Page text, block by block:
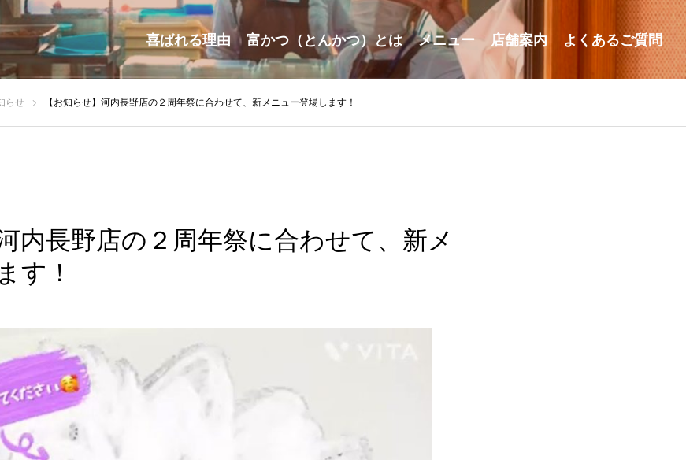
喜ばれる理由 富かつ（とんかつ）とは メニュー 店舗案内 よくあるご質問
らせ 【お知らせ】河内長野店の２周年祭に合わせて、新メニュー登場します！
内長野店の２周年祭に合わせて、新メ
す！